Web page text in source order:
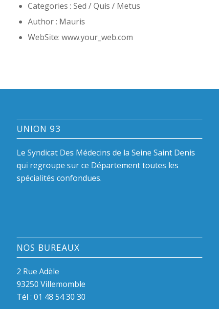
Categories : Sed / Quis / Metus
Author : Mauris
WebSite: www.your_web.com
UNION 93
Le Syndicat Des Médecins de la Seine Saint Denis
qui regroupe sur ce Département toutes les
spécialités confondues.
NOS BUREAUX
2 Rue Adèle
93250 Villemomble
Tél : 01 48 54 30 30